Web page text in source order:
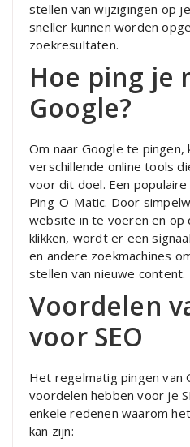
stellen van wijzigingen op
sneller kunnen worden
zoekresultaten.
Hoe ping je
Google?
Om naar Google te pingen,
verschillende online tools
voor dit doel. Een
Ping-O-Matic. Door
website in te voeren en op
klikken, wordt er een
en andere zoekmachines
stellen van nieuwe content.
Voordelen
voor SEO
Het regelmatig pingen van
voordelen hebben voor je
enkele redenen waarom
kan zijn: